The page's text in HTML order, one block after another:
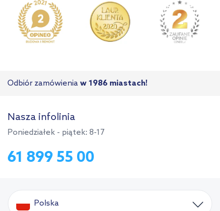
Odbiór zamówienia w 1986 miastach!
Nasza infolinia
Poniedziałek - piątek: 8-17
61 899 55 00
Polska